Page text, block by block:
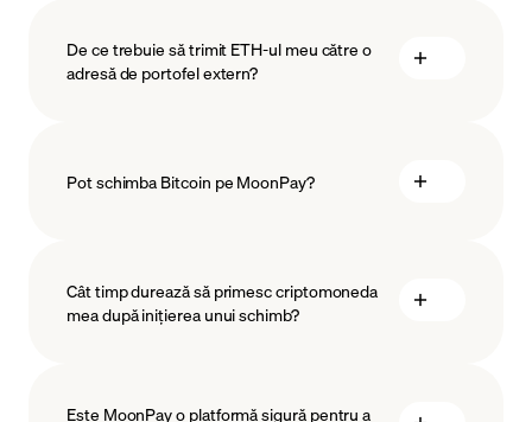
De ce trebuie să trimit ETH-ul meu către o
adresă de portofel extern?
Pot schimba Bitcoin pe MoonPay?
Cât timp durează să primesc criptomoneda
mea după inițierea unui schimb?
Este MoonPay o platformă sigură pentru a